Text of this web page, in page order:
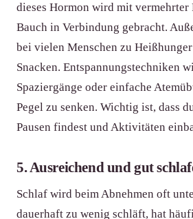
dieses Hormon wird mit vermehrter
Bauch in Verbindung gebracht.
bei vielen Menschen zu
Snacken. Entspannungstechniken
Spaziergänge oder einfache
Pegel zu senken. Wichtig ist, dass
Pausen findest und Aktivitäten
5. Ausreichend und gut
Schlaf wird beim Abnehmen oft
dauerhaft zu wenig schläft, hat